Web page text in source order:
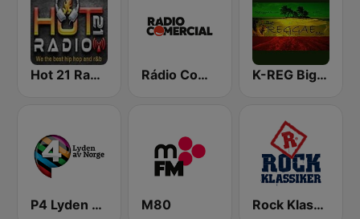
Hot 21 Radio Rádio Comercial K-REG Big Reggae Mix
P4 Lyden av Norge M80 Rock Klassiker